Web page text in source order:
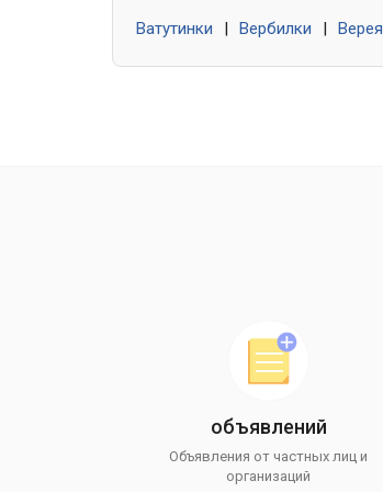
Ватутинки Вербилки Верея
объявлений
Объявления от частных лиц и
организаций